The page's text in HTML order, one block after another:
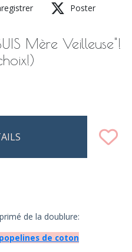
Poster
Mère Veilleuse"!
de la doublure:
de coton